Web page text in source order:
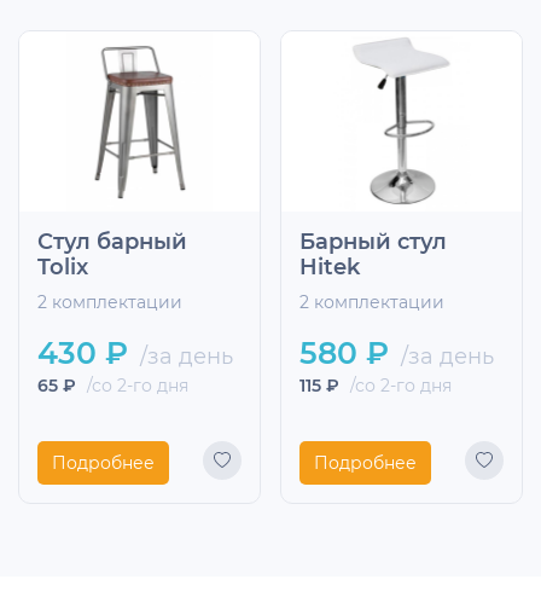
Стул барный
Tolix
2 комплектации
430 ₽ /за день
65 ₽ /со 2-го дня
Подробнее
Барный стул
Hitek
2 комплектации
580 ₽ /за день
115 ₽ /со 2-го дня
Подробнее